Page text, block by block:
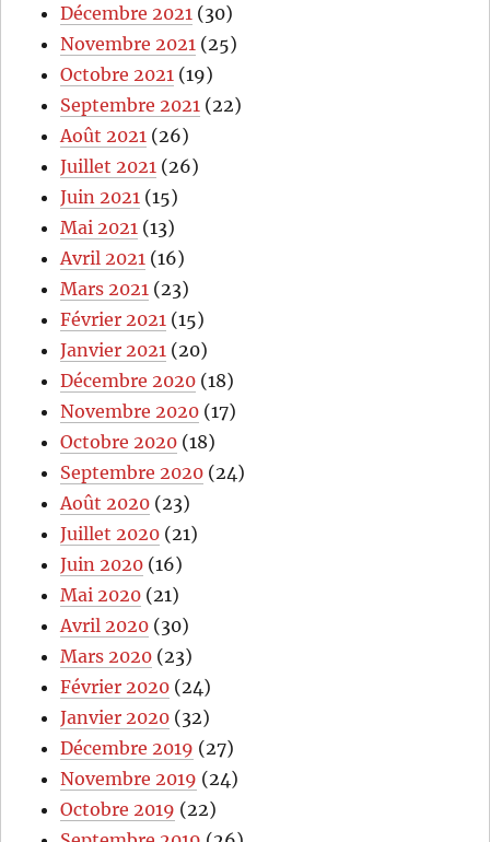
Décembre 2021 (30)
Novembre 2021 (25)
Octobre 2021 (19)
Septembre 2021 (22)
Août 2021 (26)
Juillet 2021 (26)
Juin 2021 (15)
Mai 2021 (13)
Avril 2021 (16)
Mars 2021 (23)
Février 2021 (15)
Janvier 2021 (20)
Décembre 2020 (18)
Novembre 2020 (17)
Octobre 2020 (18)
Septembre 2020 (24)
Août 2020 (23)
Juillet 2020 (21)
Juin 2020 (16)
Mai 2020 (21)
Avril 2020 (30)
Mars 2020 (23)
Février 2020 (24)
Janvier 2020 (32)
Décembre 2019 (27)
Novembre 2019 (24)
Octobre 2019 (22)